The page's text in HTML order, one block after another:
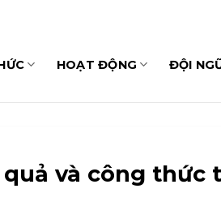
HOẠT ĐỘNG ĐỘI
và công thức